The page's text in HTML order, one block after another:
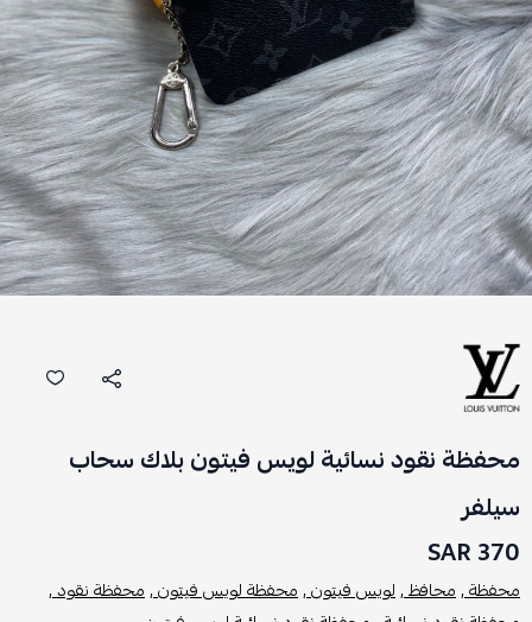
محفظة نقود نسائية لويس فيتون بلاك سحاب
سيلفر
370 SAR
محفظة ,محافظ ,لويس فيتون ,محفظة لويس فيتون ,محفظة نقود ,